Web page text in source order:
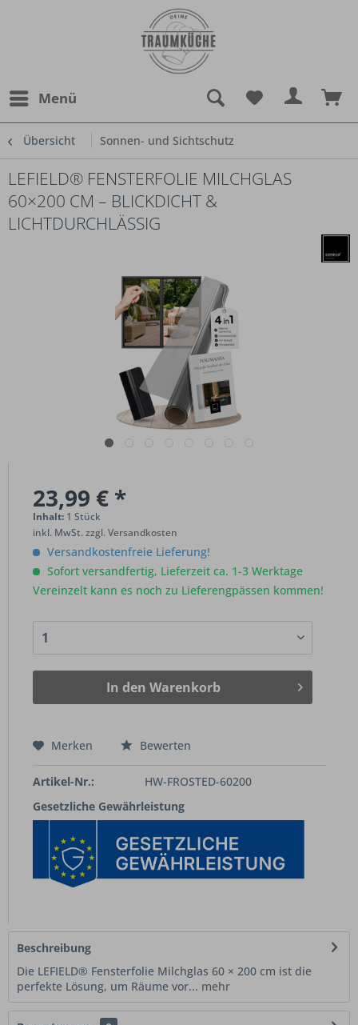
Menü
Übersicht Sonnen- und Sichtschutz
LEFIELD® FENSTERFOLIE MILCHGLAS
60×200 CM – BLICKDICHT &
LICHTDURCHLÄSSIG
23,99 € *
Inhalt: 1 Stück
inkl. MwSt.zzgl. Versandkosten
Versandkostenfreie Lieferung!
Sofort versandfertig, Lieferzeit ca. 1-3 Werktage
Vereinzelt kann es noch zu Lieferengpässen kommen!
In den Warenkorb
Merken Bewerten
Artikel-Nr.:
HW-FROSTED-60200
Gesetzliche Gewährleistung
Beschreibung
Die LEFIELD® Fensterfolie Milchglas 60 × 200 cm ist die
perfekte Lösung, um Räume vor... mehr